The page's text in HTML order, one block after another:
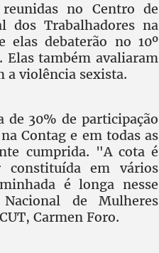
no Centro de
dos Trabalhadores na
elas debaterão no 10º
Elas também avaliaram
a violência sexista.
de 30% de participação
Contag e em todas as
cumprida. "A cota é
em vários
é longa nesse
de Mulheres
Carmen Foro.